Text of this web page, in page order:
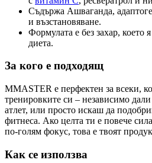
Съдържа Ашваганда,
и възстановяване.
Формулата е без захар, което
диета.
За кого е подходящ
MMASTER е перфектен за всеки,
тренировките си – независимо
атлет, или просто искаш да
фитнеса. Ако целта ти е повече
по-голям фокус, това е твоят
Как се използва